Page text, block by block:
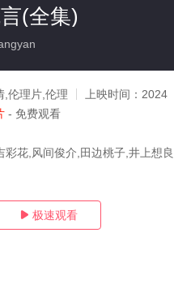
(全集)
,伦理片,伦理 上映时间： 2024
- 免费观看
彩花,风间俊介,田边桃子,井上想
 极速观看